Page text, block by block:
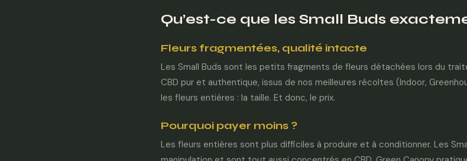
Qu’est-ce que les Small Buds
Fleurs fragmentées, qualité intacte
Les Small Buds sont les petits fragments de fleurs détachées lors du
CBD pur et authentique, issus de nos meilleures récoltes (Indoor,
les fleurs entières : la taille. Et donc, le prix.
Pourquoi payer moins ?
Les fleurs entières sont plus difficiles à produire et à conditionner. Les